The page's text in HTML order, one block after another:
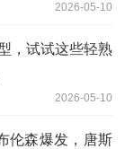
2026-05-10
，试试这些轻熟
2026-05-10
伦森爆发，唐斯